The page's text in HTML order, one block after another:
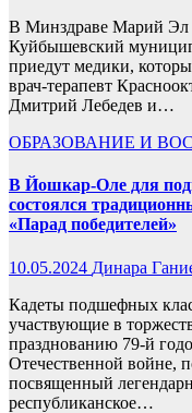
В Минздраве Марий Эл
Куйбышевский
приедут медики,
врач-терапевт
Дмитрий Лебедев и…
ОБРАЗОВАНИЕ И
В Йошкар-Оле для
состоялся
«Парад победителей»
10.05.2024 Динара
Кадеты подшефных
участвующие в
празднованию 79-й
Отечественной войне,
посвященный
республиканское…